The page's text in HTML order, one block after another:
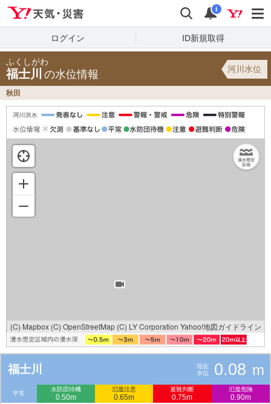
検索 通知
i
ログイン ID新規取得
ふくしがわ
福士川 の水位情報 河川水位
秋田
(C) Mapbox (C) OpenStreetMap (C) LY Corporation Yahoo!地図ガイドライン
福士川
現在
水位
0.08 m
平常
水防団待機
0.50m
氾濫注意
0.65m
避難判断
0.75m
氾濫危険
0.90m